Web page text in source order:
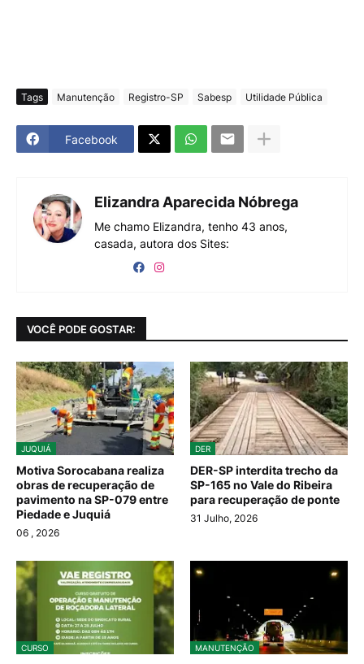
Tags Manutenção Registro-SP Sabesp Utilidade Pública
Facebook
Elizandra Aparecida Nóbrega
Me chamo Elizandra, tenho 43 anos,
casada, autora dos Sites:
VOCÊ PODE GOSTAR:
JUQUIÁ
Motiva Sorocabana realiza
obras de recuperação de
pavimento na SP-079 entre
Piedade e Juquiá
06 , 2026
DER
DER-SP interdita trecho da
SP-165 no Vale do Ribeira
para recuperação de ponte
31 Julho, 2026
CURSO MANUTENÇÃO